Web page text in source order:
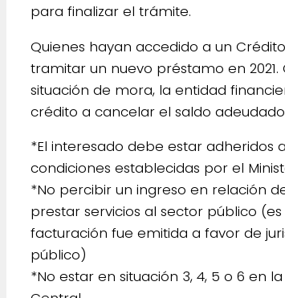
para finalizar el trámite.
Quienes hayan accedido a un
tramitar un nuevo préstamo en
situación de mora, la entidad
crédito a cancelar el saldo
*El interesado debe estar adheridos
condiciones establecidas por el
*No percibir un ingreso en relación
prestar servicios al sector público
facturación fue emitida a favor de
público)
*No estar en situación 3, 4, 5 o 6 en